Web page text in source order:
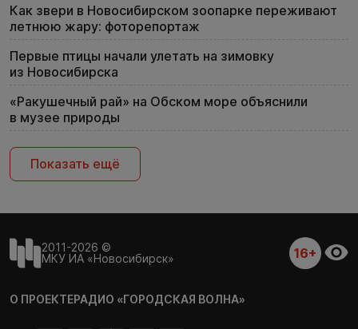
Как звери в Новосибирском зоопарке переживают
летнюю жару: фоторепортаж
Первые птицы начали улетать на зимовку
из Новосибирска
«Ракушечный рай» на Обском море объяснили
в музее природы
Показать ещё
2011-2026 ©
МКУ ИА «Новосибирск»
16+
О ПРОЕКТЕРАДИО «ГОРОДСКАЯ ВОЛНА»